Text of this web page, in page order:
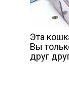
Эта
Вы
друг